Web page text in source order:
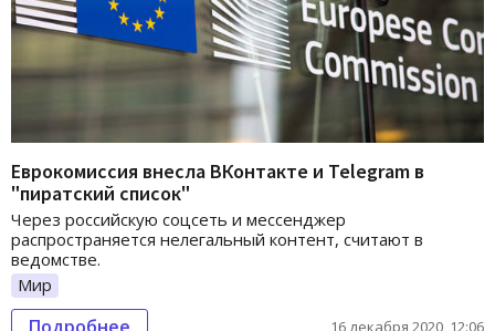
Еврокомиссия внесла ВКонтакте и Telegram в
"пиратский список"
Через российскую соцсеть и мессенджер
распространяется нелегальный контент, считают в
ведомстве.
Мир
16 декабря 2020, 12:06